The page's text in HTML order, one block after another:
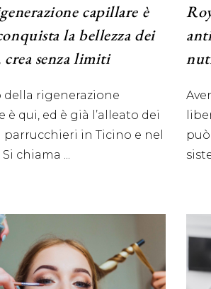
capillare è
la bellezza dei
senza limiti
della rigenerazione
è qui, ed è già l’alleato dei
in Ticino e nel
chiama